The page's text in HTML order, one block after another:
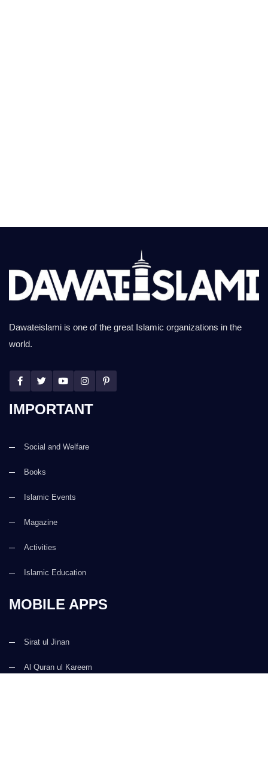
Dawateislami is one of the great Islamic organizations in the
world.
IMPORTANT
Social and Welfare
Books
Islamic Events
Magazine
Activities
Islamic Education
MOBILE APPS
Sirat ul Jinan
Al Quran ul Kareem